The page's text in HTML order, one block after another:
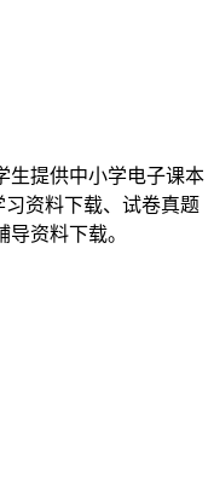
生提供中小学电子课本
资料下载、试卷真题
资料下载。